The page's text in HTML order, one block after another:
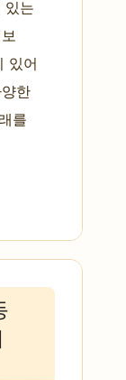
있는
있어
한
를